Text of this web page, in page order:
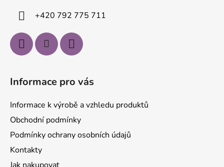
+420 792 775 711
Informace pro vás
Informace k výrobě a vzhledu produktů
Obchodní podmínky
Podmínky ochrany osobních údajů
Kontakty